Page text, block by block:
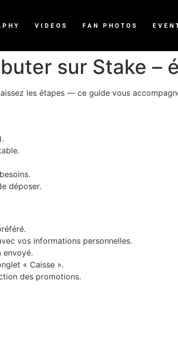
VIDEOS FAN PHOTOS
sur Stake –
les étapes — ce guide vous
déposer.
vos informations personnelles.
envoyé.
« Caisse ».
des promotions.